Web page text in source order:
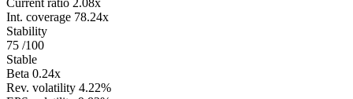
Current ratio 2.08x
Int. coverage 78.24x
Stability
75 /100
Stable
Beta 0.24x
Rev. volatility 4.22%